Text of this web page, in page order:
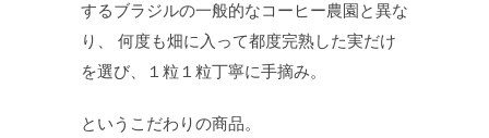
するブラジルの一般的なコーヒー農園と異な
り、 何度も畑に入って都度完熟した実だけ
を選び、１粒１粒丁寧に手摘み。
というこだわりの商品。